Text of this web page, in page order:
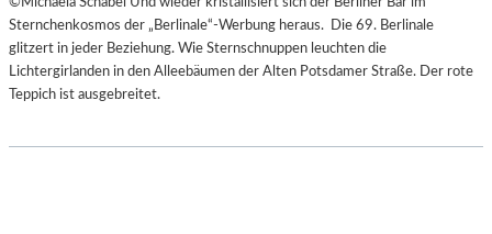
Sternchenkosmos der „Berlinale“-Werbung heraus. Die 69. Berlinale
glitzert in jeder Beziehung. Wie Sternschnuppen leuchten die
Lichtergirlanden in den Alleebäumen der Alten Potsdamer Straße. Der rote
Teppich ist ausgebreitet.